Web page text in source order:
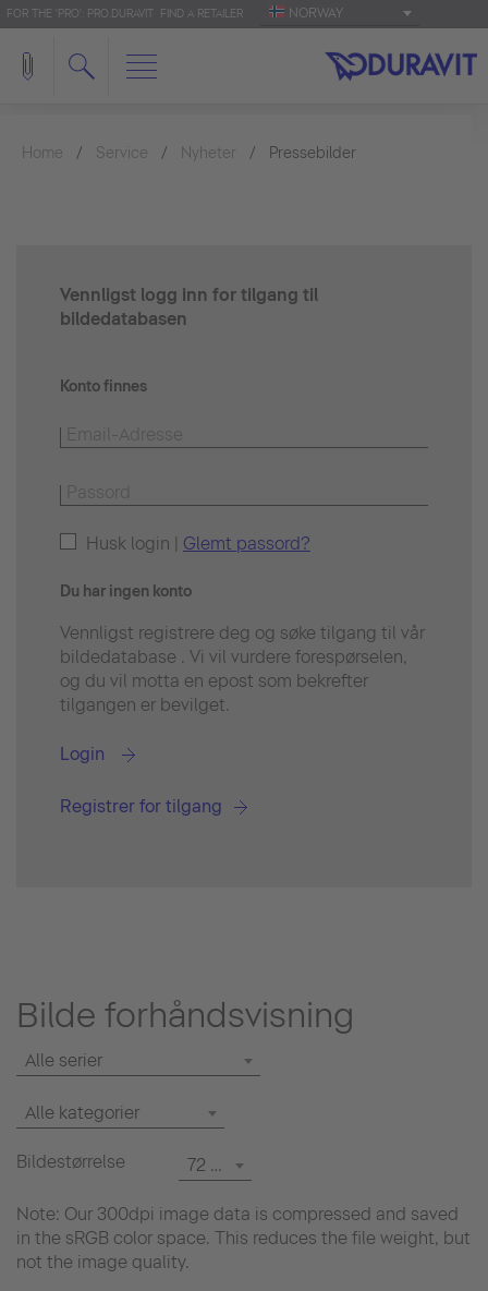
FOR THE 'PRO': PRO.DURAVIT FIND A RETAILER NORWAY
Home Service Nyheter Pressebilder
Vennligst logg inn for tilgang til
bildedatabasen
Konto finnes
Husk login | Glemt passord?
Du har ingen konto
Vennligst registrere deg og søke tilgang til vår
bildedatabase . Vi vil vurdere forespørselen,
og du vil motta en epost som bekrefter
tilgangen er bevilget.
Login
Registrer for tilgang
Bilde forhåndsvisning
Alle serier
Alle kategorier
Bildestørrelse 72 dpi
Note: Our 300dpi image data is compressed and saved
in the sRGB color space. This reduces the file weight, but
not the image quality.